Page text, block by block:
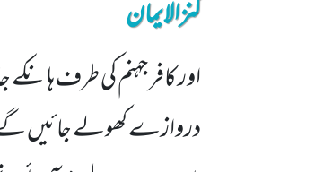
کنزالایمان
اور کافر جہنم کی طرف
دروازے کھولے جائیں